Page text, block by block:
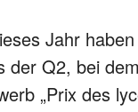
Jahr
der Q2, bei
„Prix des